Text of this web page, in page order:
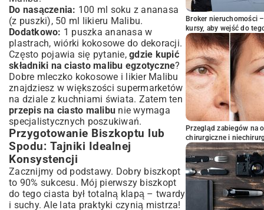
Do nasączenia: 100 ml soku z ananasa
(z puszki), 50 ml likieru Malibu.
Dodatkowo: 1 puszka ananasa w
plastrach, wiórki kokosowe do dekoracji.
Często pojawia się pytanie, gdzie kupić
składniki na ciasto malibu egzotyczne?
Dobre mleczko kokosowe i likier Malibu
znajdziesz w większości supermarketów
na dziale z kuchniami świata. Zatem ten
przepis na ciasto malibu nie wymaga
specjalistycznych poszukiwań.
Przygotowanie Biszkoptu lub
Spodu: Tajniki Idealnej
Konsystencji
Zacznijmy od podstawy. Dobry biszkopt
to 90% sukcesu. Mój pierwszy biszkopt
do tego ciasta był totalną klapą – twardy
i suchy. Ale lata praktyki czynią mistrza!
Broker nieruchomości
kursy, aby wejść do
Przegląd zabiegów na
chirurgiczne i